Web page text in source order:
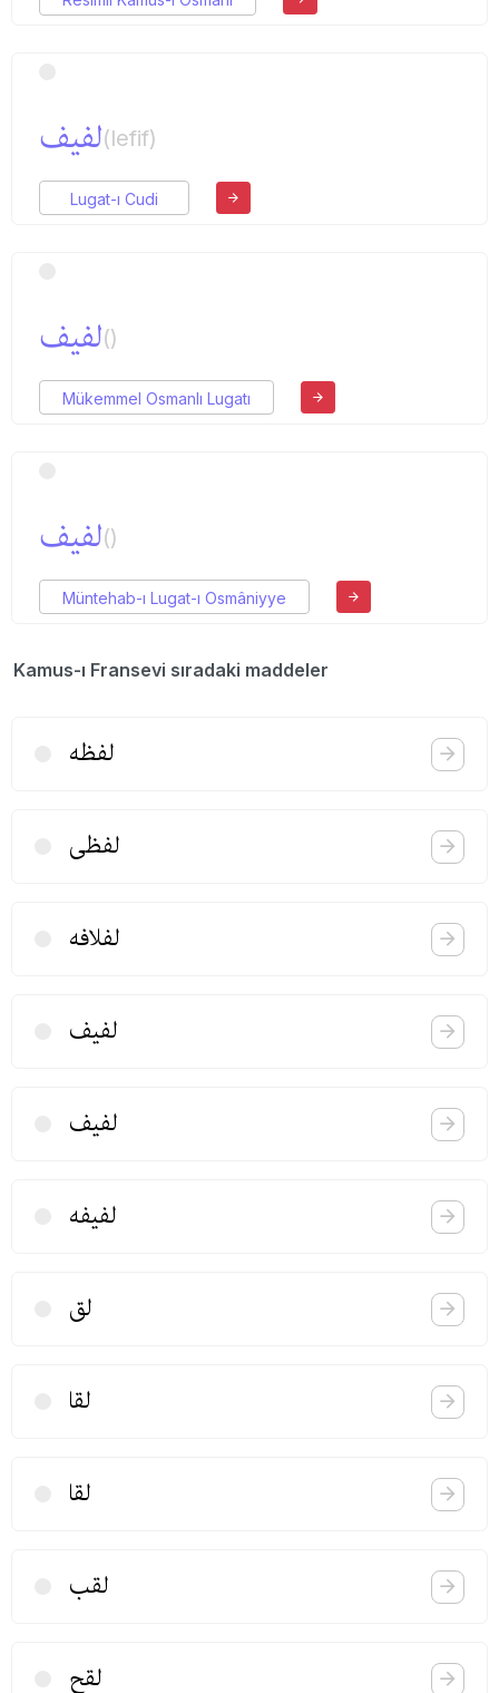
لفیف(lefif)
Lugat-ı Cudi
لفیف()
Mükemmel Osmanlı Lugatı
لفیف()
Müntehab-ı Lugat-ı Osmâniyye
Kamus-ı Fransevi sıradaki maddeler
لفظه
لفظی
لفلافه
لفیف
لفیف
لفیفه
لق
لقا
لقا
لقب
لقح